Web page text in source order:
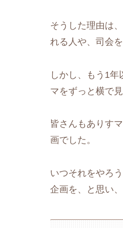
そうした理由は
れる人や、司会
しかし、もう1
マをずっと横で
皆さんもありす
画でした。
いつそれをやろ
企画を、と思い